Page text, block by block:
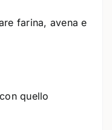
farina, avena e
quello